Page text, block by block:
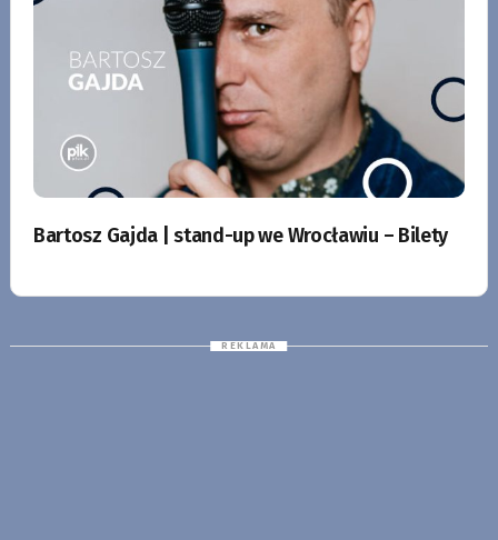
Bartosz Gajda | stand-up we Wrocławiu – Bilety